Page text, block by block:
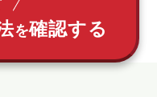
を確認する